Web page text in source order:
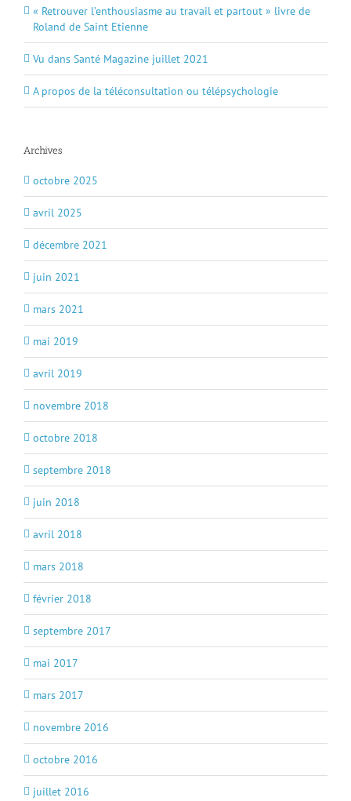
« Retrouver l’enthousiasme au travail et partout » livre de
Roland de Saint Etienne
Vu dans Santé Magazine juillet 2021
A propos de la téléconsultation ou télépsychologie
Archives
octobre 2025
avril 2025
décembre 2021
juin 2021
mars 2021
mai 2019
avril 2019
novembre 2018
octobre 2018
septembre 2018
juin 2018
avril 2018
mars 2018
février 2018
septembre 2017
mai 2017
mars 2017
novembre 2016
octobre 2016
juillet 2016